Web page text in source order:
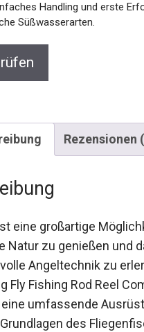
Handling und erste
Süßwasserarten.
Rezensionen
eine großartige
Natur zu genießen und
Angeltechnik zu
Fly Fishing Rod Reel
umfassende
des